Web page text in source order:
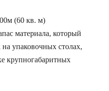
(60 кв. м)
материала, который
на упаковочных столах,
крупногабаритных